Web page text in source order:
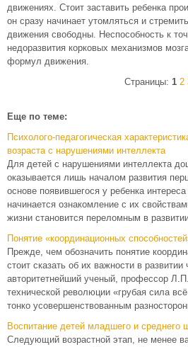
движениях. Стоит заставить ребенка
он сразу начинает утомляться и
движения свободны. Неспособность к
недоразвития корковых механизмов
формул движения.
Страницы: 1 2
Еще по теме:
Психолого-педагогическая
возраста с нарушениями интеллекта
Для детей с нарушениями интеллекта
оказывается лишь началом развития
основе появившегося у ребенка
начинается ознакомление с их
жизни становится переломным в
Понятие «координационных
Прежде, чем обозначить понятие
стоит сказать об их важности в
авторитетнейший ученый, профессор
технической революции «грубая сила
тонко усовершенствованным
Воспитание детей младшего и среднего
Следующий возрастной этап, не менее